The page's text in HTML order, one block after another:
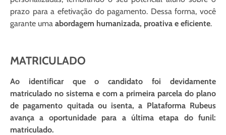
prazo para a efetivação do pagamento. Dessa forma, você
garante uma abordagem humanizada, proativa e eficiente.
MATRICULADO
Ao identificar que o candidato foi devidamente
matriculado no sistema e com a primeira parcela do plano
de pagamento quitada ou isenta, a Plataforma Rubeus
avança a oportunidade para a última etapa do funil:
matriculado.